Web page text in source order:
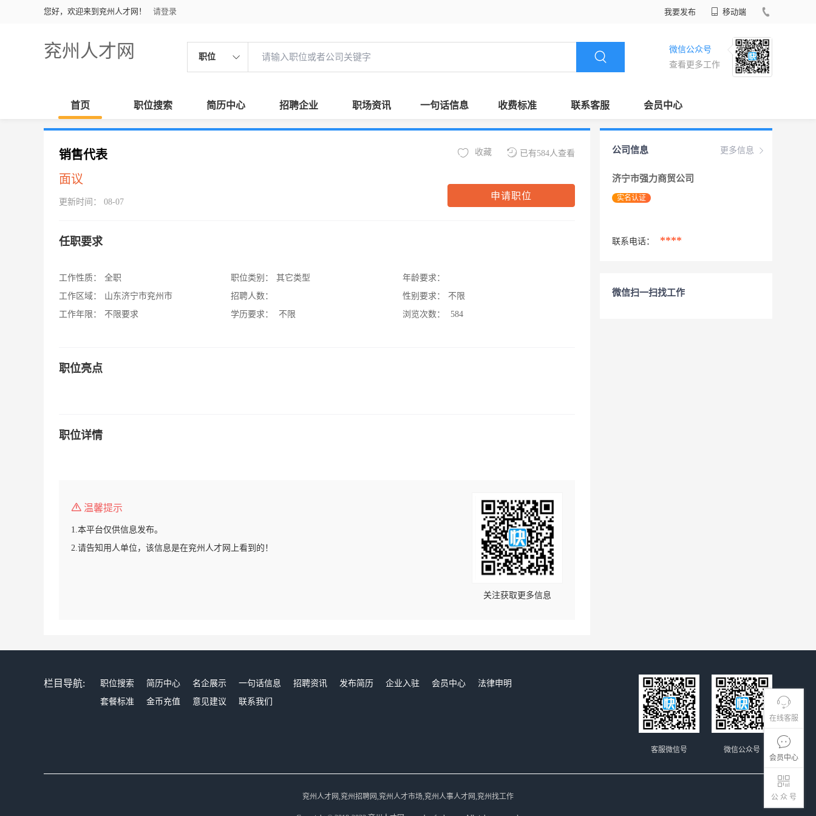
您好，欢迎来到兖州人才网！ 请登录 我要发布 移动端
兖州人才网 职位
微信公众号
查看更多工作
首页 职位搜索 简历中心 招聘企业 职场资讯 一句话信息 收费标准 联系客服 会员中心
在线客服
会员中心
公 众 号
销售代表
面议
更新时间： 08-07
已有584人查看
收藏
申请职位
任职要求
工作性质：
全职
工作区域：
山东济宁市兖州市
工作年限：
不限要求
职位类别：
其它类型
招聘人数：
学历要求：
不限
年龄要求：
性别要求：
不限
浏览次数：
584
职位亮点
职位详情
温馨提示
1.本平台仅供信息发布。
2.请告知用人单位，该信息是在兖州人才网上看到的！
关注获取更多信息
更多信息
公司信息
济宁市强力商贸公司
实名认证
联系电话： ****
微信扫一扫找工作
栏目导航: 职位搜索 简历中心 名企展示 一句话信息 招聘资讯 发布简历 企业入驻 会员中心
法律申明
套餐标准
金币充值 意见建议 联系我们
微信公众号
客服微信号
兖州人才网,兖州招聘网,兖州人才市场,兖州人事人才网,兖州找工作